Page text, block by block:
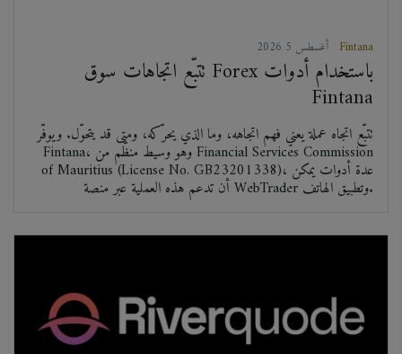
Fintana
تتبّع اتجاهات سوق Forex باستخدام أدوات
Fintana
تتبّع اتجاه عملة يعني فهم اتجاهه، وما الذي يحرّكه، ومتى قد يتحوّل. ويوفّر
Fintana، وهو وسيط منظّم من Financial Services Commission
of Mauritius (License No. GB23201338)، عدة أدوات يمكن
أن تدعم هذه العملية عبر منصة WebTrader وتطبيق الهاتف.